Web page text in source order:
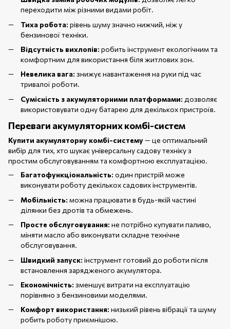
переходити між різними видами робіт.
Тиха робота: рівень шуму значно нижчий, ніж у
бензинової техніки.
Відсутність вихлопів: робить інструмент екологічним та
комфортним для використання біля житлових зон.
Невелика вага: знижує навантаження на руки під час
тривалої роботи.
Сумісність з акумуляторними платформами: дозволяє
використовувати одну батарею для декількох пристроїв.
Переваги акумуляторних комбі-систем
Купити акумуляторну комбі-систему— це оптимальний
вибір для тих, хто шукає універсальну садову техніку з
простим обслуговуванням та комфортною експлуатацією.
Багатофункціональність: один пристрій може
виконувати роботу декількох садових інструментів.
Мобільність: можна працювати в будь-якій частині
ділянки без дротів та обмежень.
Просте обслуговування: не потрібно купувати паливо,
міняти масло або виконувати складне технічне
обслуговування.
Швидкий запуск: інструмент готовий до роботи після
встановлення зарядженого акумулятора.
Економічність: зменшує витрати на експлуатацію
порівняно з бензиновими моделями.
Комфорт використання: низький рівень вібрації та шуму
робить роботу приємнішою.